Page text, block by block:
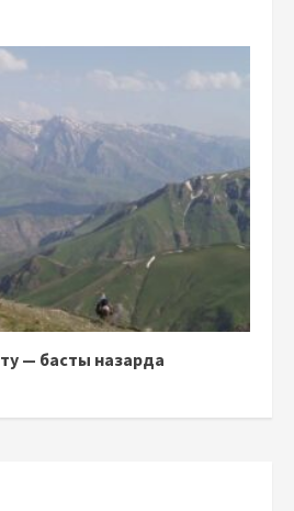
— басты назарда